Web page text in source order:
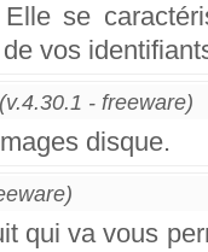
se
vos
(v.4.30.1 - freeware)
disque.
qui va vous